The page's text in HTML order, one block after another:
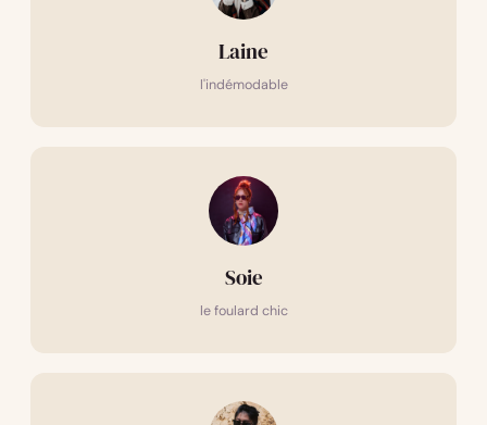
Laine
l'indémodable
Soie
le foulard chic